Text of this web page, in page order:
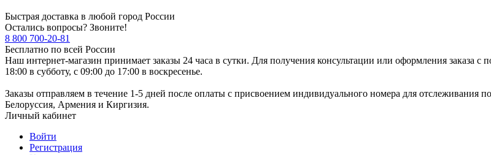
Быстрая доставка в любой город России
Остались вопросы? Звоните!
8 800 700-20-81
Бесплатно по всей России
Наш интернет-магазин принимает заказы 24 часа в сутки. Для получения консультации или оформления заказа
18:00 в субботу, с 09:00 до 17:00 в воскресенье.
Заказы отправляем в течение 1-5 дней после оплаты с присвоением индивидуального номера для отслеживания
Белоруссия, Армения и Киргизия.
Личный кабинет
Войти
Регистрация